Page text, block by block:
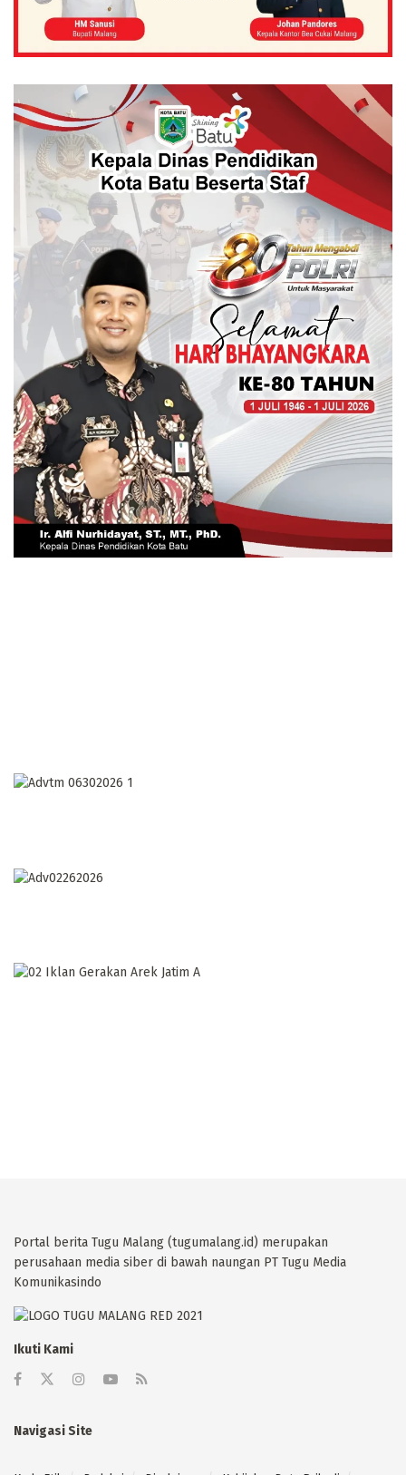
Portal berita Tugu Malang (tugumalang.id) merupakan
perusahaan media siber di bawah naungan PT Tugu Media
Komunikasindo
Ikuti Kami
Navigasi Site